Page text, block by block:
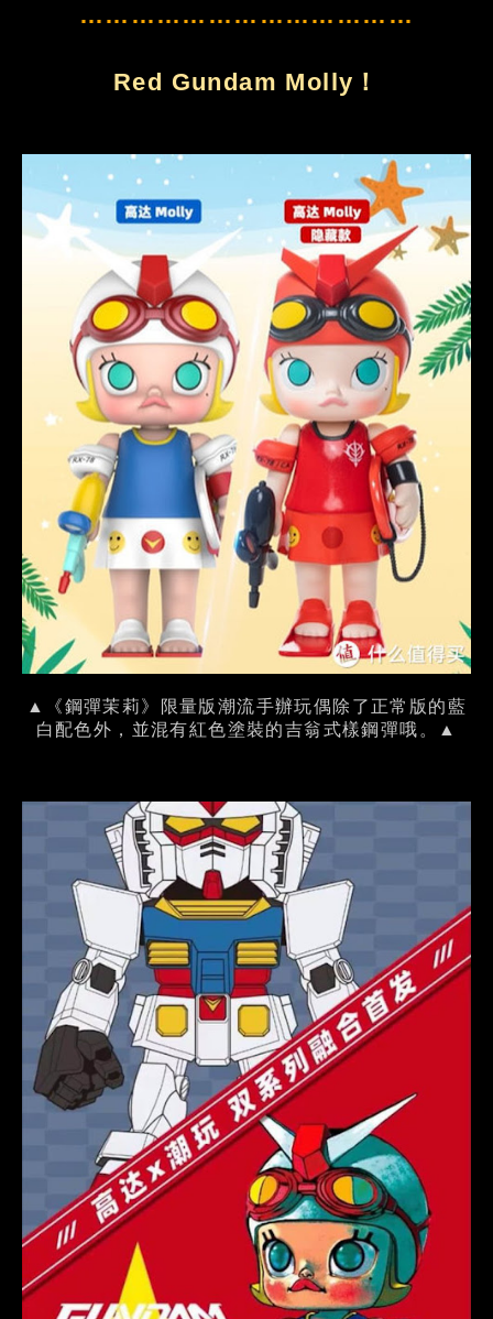
…………………………………
Red Gundam Molly！
▲《鋼彈茉莉》限量版潮流手辦玩偶除了正常版的藍
白配色外，並混有紅色塗裝的吉翁式樣鋼彈哦。▲